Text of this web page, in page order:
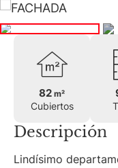
82m²
Cubiertos
Descripción
Lindísimo